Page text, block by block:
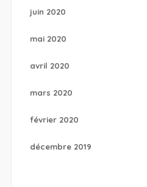
juin 2020
mai 2020
avril 2020
mars 2020
février 2020
décembre 2019